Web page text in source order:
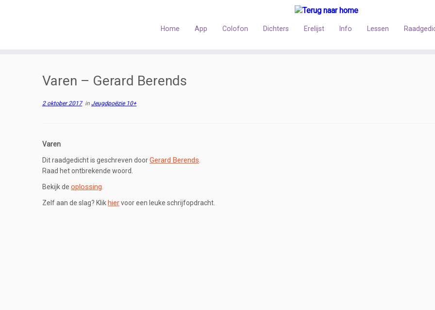
Home App Colofon Dichters Erelijst Info Lessen
Varen – Gerard Berends
2 oktober 2017in Jeugdpoëzie 10+
Varen
Dit raadgedicht is geschreven doorGerard Berends
Raad het ontbrekende woord.
Bekijk de oplossing
Zelf aan de slag? Klikhiervoor een leuke schrijfopdracht.